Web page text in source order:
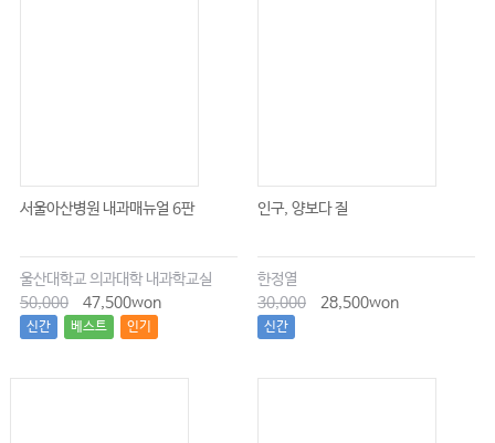
서울아산병원 내과매뉴얼 6판
울산대학교 의과대학 내과학교실
50,000
47,500won
신간 베스트 인기
인구, 양보다 질
한정열
30,000
28,500won
신간